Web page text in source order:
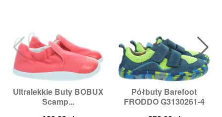
Ultralekkie Buty BOBUX
Scamp...
Półbuty Barefoot
FRODDO G3130261-4